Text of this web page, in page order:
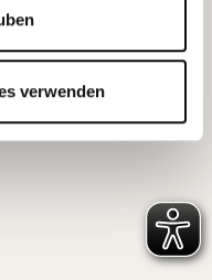
verwenden